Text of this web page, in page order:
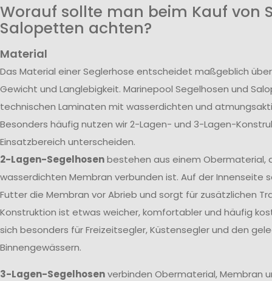
Worauf sollte man beim Kauf von
Salopetten achten?
Material
Das Material einer Seglerhose entscheidet maßgeblich
Gewicht und Langlebigkeit. Marinepool Segelhosen und
technischen Laminaten mit wasserdichten und
Besonders häufig nutzen wir 2-Lagen- und 3-Lagen-
Einsatzbereich unterscheiden.
2-Lagen-Segelhosenbestehen aus einem Obermaterial,
wasserdichten Membran verbunden ist. Auf der Innenseite
Futter die Membran vor Abrieb und sorgt für zusätzlichen
Konstruktion ist etwas weicher, komfortabler und häufig
sich besonders für Freizeitsegler, Küstensegler und den
Binnengewässern.
3-Lagen-Segelhosenverbinden Obermaterial, Membran